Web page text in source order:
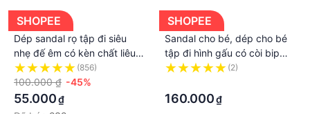
SHOPEE
Dép sandal rọ tập đi siêu
nhẹ đế êm có kèn chất liêu
da lộn mềm mũi chống vấp
cho bé trai bé gái 0-2 tuổi
(856)
100.000 ₫ -45%
55.000₫
SHOPEE
Sandal cho bé, dép cho bé
tập đi hình gấu có còi bip
bip mã A09
(2)
160.000₫